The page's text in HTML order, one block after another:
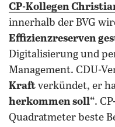
CP-Kollegen
innerhalb der BVG
Effizienzreserven
Digitalisierung und
Management. CDU-
Kraft verkündet, er
herkommen soll“.
Quadratmeter beste